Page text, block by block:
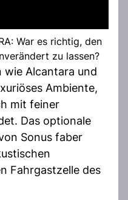
War es richtig, den
zu lassen?
Alcantara und
Ambiente,
mit feiner
Das optionale
Sonus faber
Fahrgastzelle des